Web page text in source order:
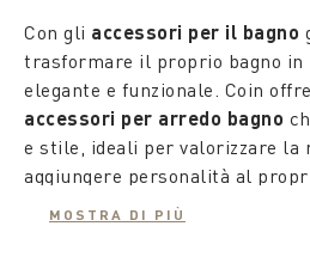
Con gli accessori per il bagno
trasformare il proprio bagno in
elegante e funzionale. Coin
accessori per arredo bagno
e stile, ideali per valorizzare la
aggiungere personalità al
domestico.
MOSTRA DI PIÙ